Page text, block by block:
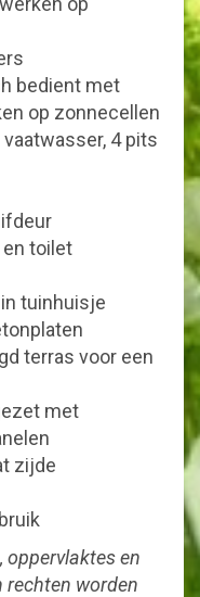
bedient met
op zonnecellen
4 pits
toilet
tuinhuisje
terras voor een
met
zijde
oppervlaktes en
rechten worden